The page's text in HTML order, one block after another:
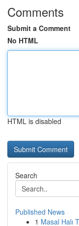
Comments
Submit a Comment
No HTML
HTML is disabled
Search
Published News
1 Masal Halı